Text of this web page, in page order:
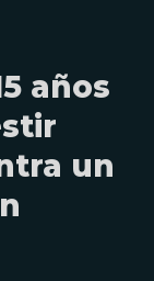
años
un